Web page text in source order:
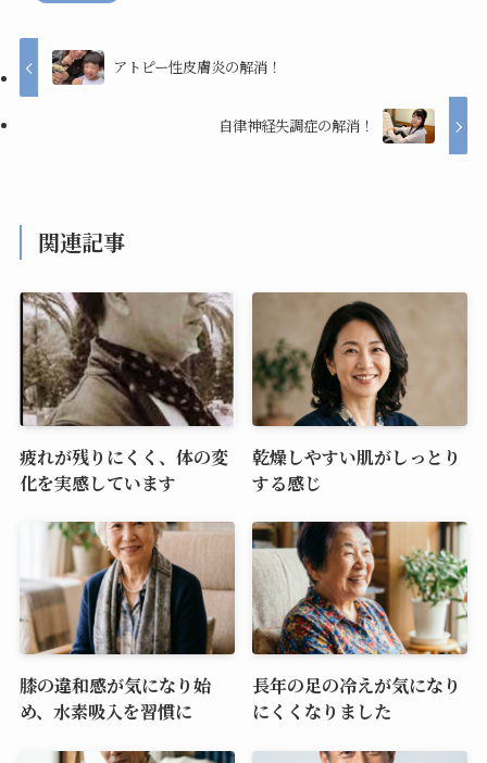
アトピー性皮膚炎の解消！
自律神経失調症の解消！
関連記事
疲れが残りにくく、体の変
化を実感しています
乾燥しやすい肌がしっとり
する感じ
膝の違和感が気になり始
め、水素吸入を習慣に
長年の足の冷えが気になり
にくくなりました